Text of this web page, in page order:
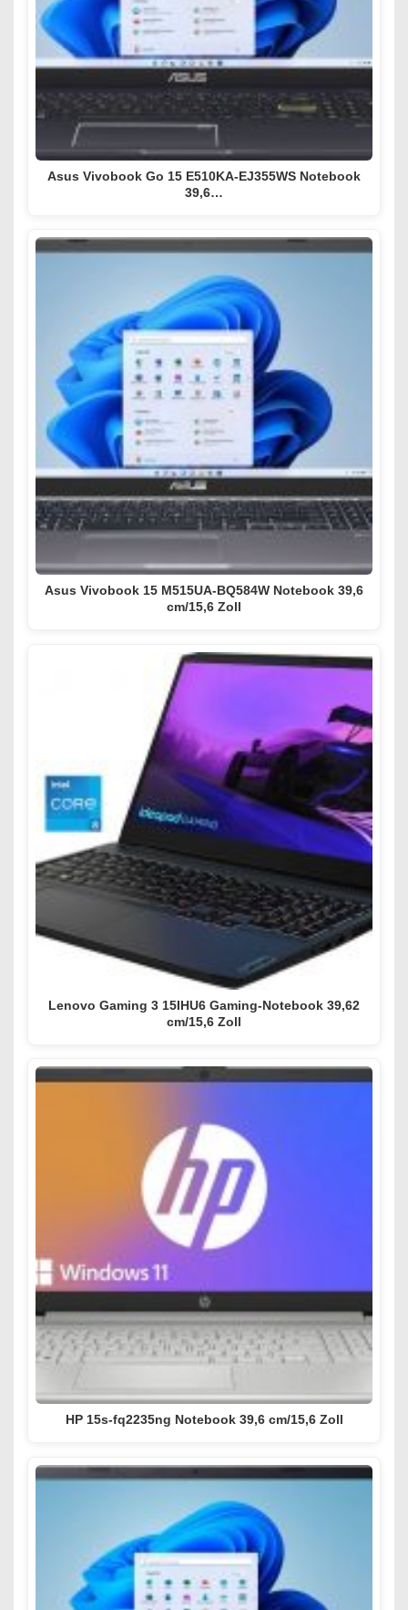
Asus Vivobook Go 15 E510KA-EJ355WS Notebook
39,6…
Asus Vivobook 15 M515UA-BQ584W Notebook 39,6
cm/15,6 Zoll
Lenovo Gaming 3 15IHU6 Gaming-Notebook 39,62
cm/15,6 Zoll
HP 15s-fq2235ng Notebook 39,6 cm/15,6 Zoll